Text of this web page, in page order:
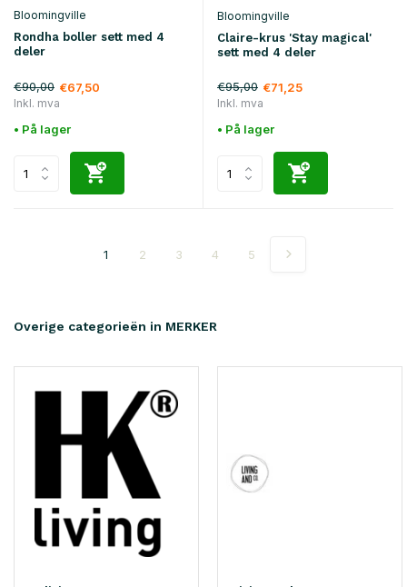
Bloomingville
Rondha boller sett med 4
deler
€90,00 €67,50
Inkl. mva
• På lager
Bloomingville
Claire-krus 'Stay magical'
sett med 4 deler
€95,00 €71,25
Inkl. mva
• På lager
1 2 3 4 5
Overige categorieën in MERKER